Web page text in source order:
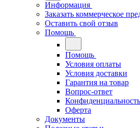
Информация
Заказать коммерческое
Оставить свой отзыв
Помощь
Помощь
Условия оплаты
Условия доставки
Гарантия на товар
Вопрос-ответ
Конфиденциальность
Оферта
Документы